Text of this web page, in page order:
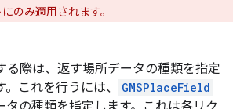
のみ適用されます。
る際は、返す場所データの種類を指定
これを行うには、
GMSPlaceField